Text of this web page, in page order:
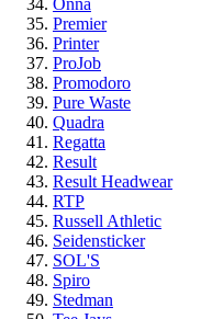
Onna
Premier
Printer
ProJob
Promodoro
Pure Waste
Quadra
Regatta
Result
Result Headwear
RTP
Russell Athletic
Seidensticker
SOL'S
Spiro
Stedman